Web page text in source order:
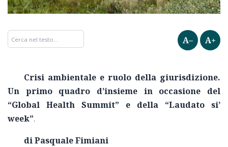
A– A+
Crisi ambientale e ruolo della giurisdizione.
Un primo quadro d’insieme in occasione del
“Global Health Summit” e della “Laudato si’
week”.
di Pasquale Fimiani